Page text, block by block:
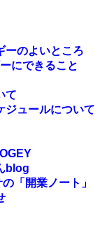
のよいところ
にできること
て
ュールについて
blog
「開業ノート」